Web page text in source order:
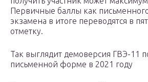
Первичные баллы как
экзамена в итоге переводятся в
отметку.
Так выглядит демоверсия ГВЭ-11
письменной форме в 2021 году